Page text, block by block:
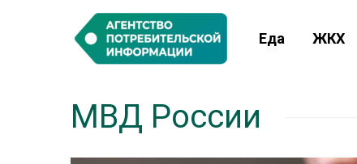
Еда ЖКХ
МВД России